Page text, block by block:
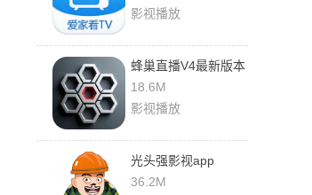
影视播放
蜂巢直播V4最新版本
18.6M
影视播放
光头强影视app
36.2M